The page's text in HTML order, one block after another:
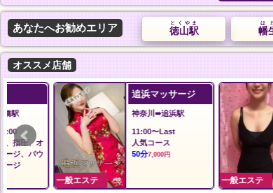
あなたへお勧めエリア 幡
は
徳山駅
とくやま
オススメ店舗
追浜マッサージ
神奈川➠追浜駅
11:00〜Last
人気コース
50分7,000円
愛知➠
11:00